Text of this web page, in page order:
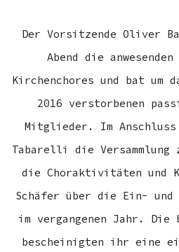
Der Vorsitzende Oliver
Abend die
Kirchenchores und bat um
2016 verstorbenen
Mitglieder. Im
Tabarelli die Versammlung
die Choraktivitäten und
Schäfer über die Ein- und
im vergangenen Jahr. Die
bescheinigten ihr eine